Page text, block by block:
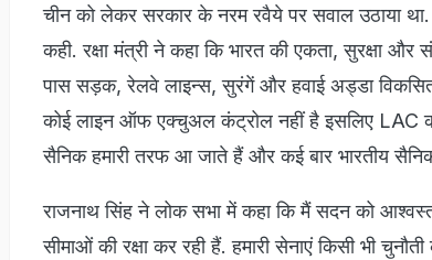
चीन को लेकर सरकार के नरम रवैये पर सवाल उठाया
कही. रक्षा मंत्री ने कहा कि भारत की एकता, सुरक्षा
पास सड़क, रेलवे लाइन्‍स, सुरंगें और हवाई अड्डा
कोई लाइन ऑफ एक्‍चुअल कंट्रोल नहीं है इसलिए LAC
सैनिक हमारी तरफ आ जाते हैं और कई बार भारतीय
राजनाथ सिंह ने लोक सभा में कहा कि मैं सदन को आश्वस्त
सीमाओं की रक्षा कर रही हैं. हमारी सेनाएं किसी भी